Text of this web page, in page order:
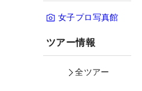
女子プロ写真館
ツアー情報
全ツアー